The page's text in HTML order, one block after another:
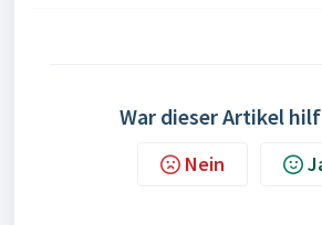
War dieser Artikel
Nein